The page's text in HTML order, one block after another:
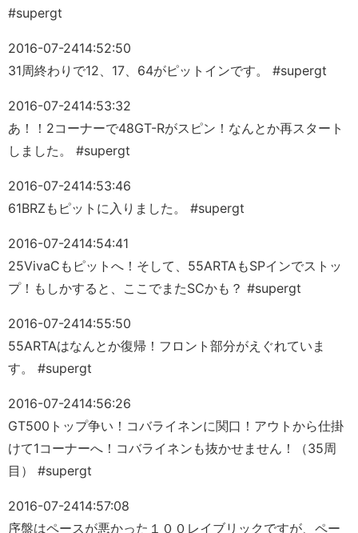
#supergt
2016-07-2414:52:50
31周終わりで12、17、64がピットインです。 #supergt
2016-07-2414:53:32
あ！！2コーナーで48GT-Rがスピン！なんとか再スタート
しました。 #supergt
2016-07-2414:53:46
61BRZもピットに入りました。 #supergt
2016-07-2414:54:41
25VivaCもピットへ！そして、55ARTAもSPインでストッ
プ！もしかすると、ここでまたSCかも？ #supergt
2016-07-2414:55:50
55ARTAはなんとか復帰！フロント部分がえぐれていま
す。 #supergt
2016-07-2414:56:26
GT500トップ争い！コバライネンに関口！アウトから仕掛
けて1コーナーへ！コバライネンも抜かせません！（35周
目） #supergt
2016-07-2414:57:08
序盤はペースが悪かった１００レイブリックですが、ペー